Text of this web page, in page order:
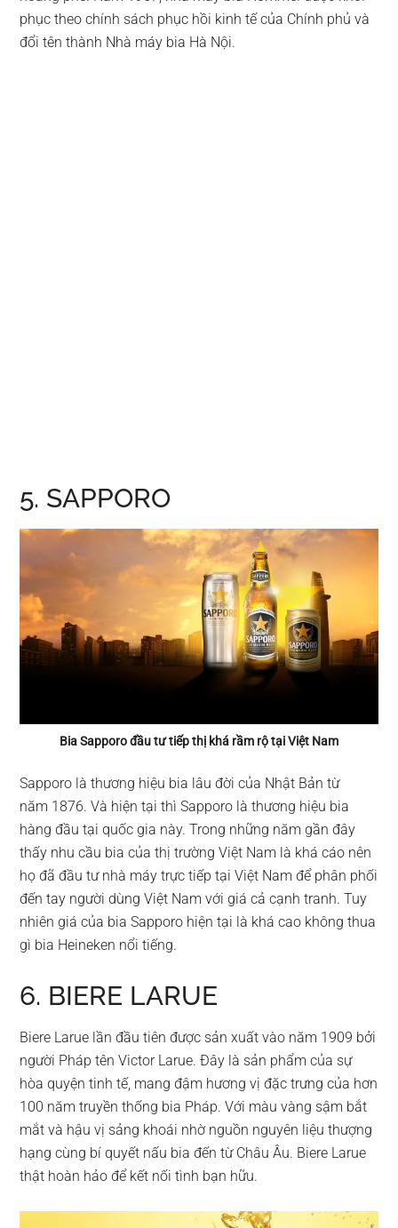
phục theo chính sách phục hồi kinh tế của Chính phủ và
đổi tên thành Nhà máy bia Hà Nội.
5. SAPPORO
Bia Sapporo đầu tư tiếp thị khá rầm rộ tại Việt Nam
Sapporo là thương hiệu bia lâu đời của Nhật Bản từ
năm 1876. Và hiện tại thì Sapporo là thương hiệu bia
hàng đầu tại quốc gia này. Trong những năm gần đây
thấy nhu cầu bia của thị trường Việt Nam là khá cáo nên
họ đã đầu tư nhà máy trực tiếp tại Việt Nam để phân phối
đến tay người dùng Việt Nam với giá cả cạnh tranh. Tuy
nhiên giá của bia Sapporo hiện tại là khá cao không thua
gì bia Heineken nổi tiếng.
6. BIERE LARUE
Biere Larue lần đầu tiên được sản xuất vào năm 1909 bởi
người Pháp tên Victor Larue. Đây là sản phẩm của sự
hòa quyện tinh tế, mang đậm hương vị đặc trưng của hơn
100 năm truyền thống bia Pháp. Với màu vàng sậm bắt
mắt và hậu vị sảng khoái nhờ nguồn nguyên liệu thượng
hạng cùng bí quyết nấu bia đến từ Châu Âu. Biere Larue
thật hoàn hảo để kết nối tình bạn hữu.